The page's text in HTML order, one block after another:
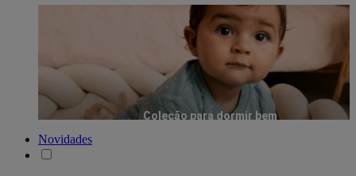
Coleção para dormir bem
Novidades